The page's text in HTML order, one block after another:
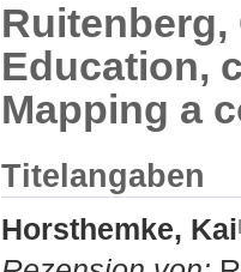
Ruitenberg,
Education,
Mapping a
Titelangaben
Horsthemke, Kai